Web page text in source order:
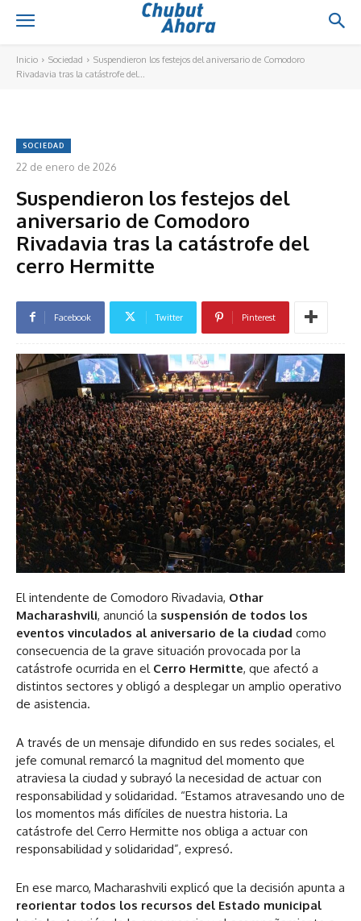
Inicio Sociedad
Suspendieron los festejos del aniversario de Comodoro
Rivadavia tras la catástrofe del...
SOCIEDAD
22 de enero de 2026
Suspendieron los festejos del
aniversario de Comodoro
Rivadavia tras la catástrofe del
cerro Hermitte
Facebook Twitter Pinterest
El intendente de Comodoro Rivadavia, Othar
Macharashvili, anunció la suspensión de todos los
eventos vinculados al aniversario de la ciudad como
consecuencia de la grave situación provocada por la
catástrofe ocurrida en el Cerro Hermitte, que afectó a
distintos sectores y obligó a desplegar un amplio operativo
de asistencia.
A través de un mensaje difundido en sus redes sociales, el
jefe comunal remarcó la magnitud del momento que
atraviesa la ciudad y subrayó la necesidad de actuar con
responsabilidad y solidaridad. “Estamos atravesando uno de
los momentos más difíciles de nuestra historia. La
catástrofe del Cerro Hermitte nos obliga a actuar con
responsabilidad y solidaridad”, expresó.
En ese marco, Macharashvili explicó que la decisión apunta a
reorientar todos los recursos del Estado municipal